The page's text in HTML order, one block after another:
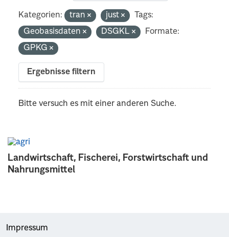
Landwirtschaft, Fischerei, Forstwirtschaft und
Nahrungsmittel
Kategorien: tran just
Tags:
Geobasisdaten
DSGKL
Formate:
GPKG
Ergebnisse filtern
Bitte versuch es mit einer anderen Suche.
Impressum